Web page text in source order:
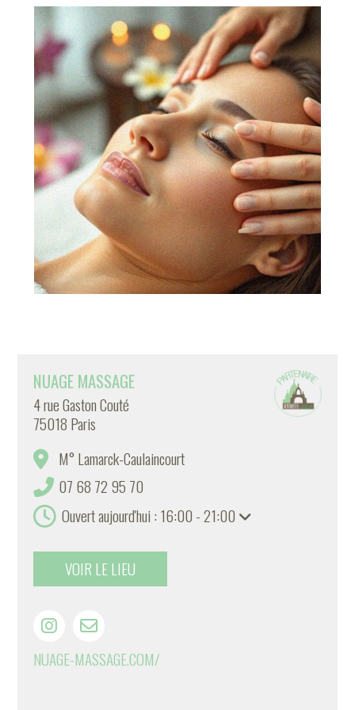
NUAGE MASSAGE
4 rue Gaston Couté
75018 Paris
M° Lamarck-Caulaincourt
07 68 72 95 70
Ouvert aujourd'hui : 16:00 - 21:00
VOIR LE LIEU
NUAGE-MASSAGE.COM/